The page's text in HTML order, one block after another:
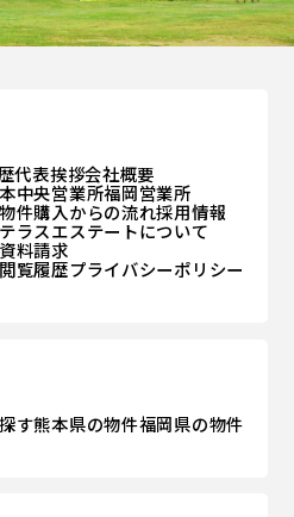
代表挨拶会社概要
中央営業所福岡営業所
物件購入からの流れ採用情報
テラスエステートについて
資料請求
閲覧履歴プライバシーポリシー
す熊本県の物件福岡県の物件